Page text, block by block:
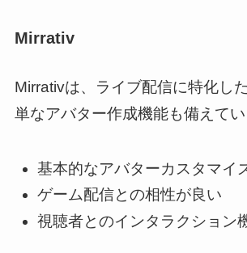
Mirrativ
Mirrativは、ライブ配信に特化し
単なアバター作成機能も備えてい
基本的なアバターカスタマイ
ゲーム配信との相性が良い
視聴者とのインタラクション